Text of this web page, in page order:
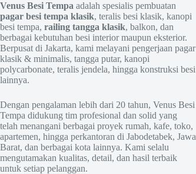
Venus Besi Tempa adalah spesialis pembuatan
pagar besi tempa klasik, teralis besi klasik, kanopi
besi tempa, railing tangga klasik, balkon, dan
berbagai kebutuhan besi interior maupun eksterior.
Berpusat di Jakarta, kami melayani pengerjaan pagar
klasik & minimalis, tangga putar, kanopi
polycarbonate, teralis jendela, hingga konstruksi besi
lainnya.
Dengan pengalaman lebih dari 20 tahun, Venus Besi
Tempa didukung tim profesional dan solid yang
telah menangani berbagai proyek rumah, kafe, toko,
apartemen, hingga perkantoran di Jabodetabek, Jawa
Barat, dan berbagai kota lainnya. Kami selalu
mengutamakan kualitas, detail, dan hasil terbaik
untuk setiap pelanggan.